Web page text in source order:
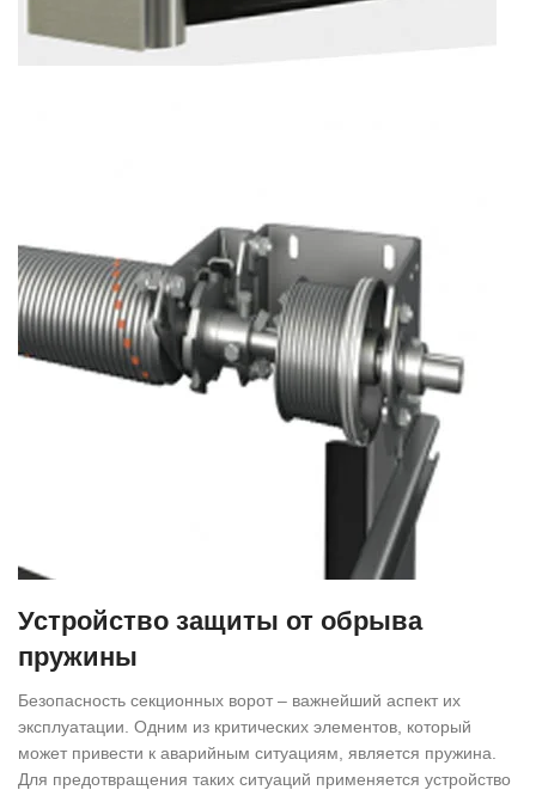
Устройство защиты от обрыва
пружины
Безопасность секционных ворот – важнейший аспект их
эксплуатации. Одним из критических элементов, который
может привести к аварийным ситуациям, является пружина.
Для предотвращения таких ситуаций применяется устройство